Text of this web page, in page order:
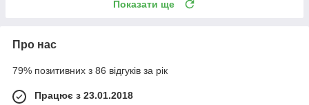
Показати ще
Про нас
79% позитивних з 86 відгуків за рік
Працює з 23.01.2018